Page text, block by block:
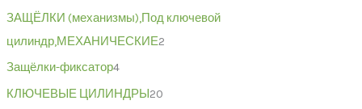
ЗАЩЁЛКИ (механизмы),Под ключевой
цилиндр,МЕХАНИЧЕСКИЕ2
Защёлки-фиксатор4
КЛЮЧЕВЫЕ ЦИЛИНДРЫ 20